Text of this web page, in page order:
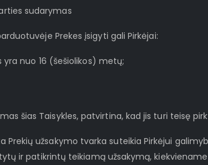
sudarymas
Prekes įsigyti gali Pirkėjai:
nuo 16 (šešiolikos) metų;
šias Taisykles, patvirtina, kad jis turi teisę
Prekių užsakymo tvarka suteikia Pirkėjui
ir patikrintų teikiamą užsakymą,